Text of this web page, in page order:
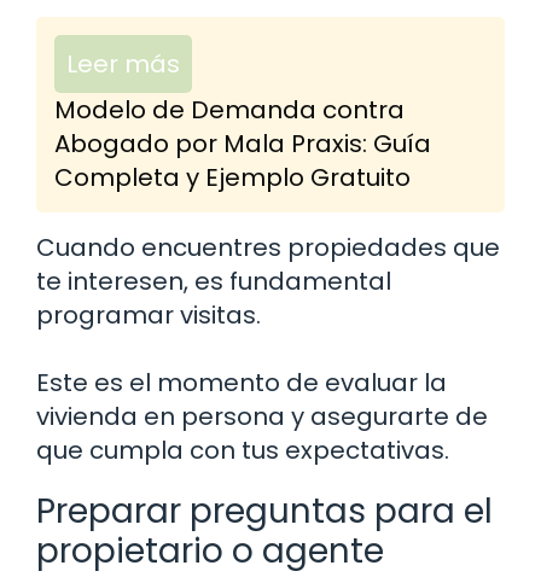
Leer más
Modelo de Demanda contra
Abogado por Mala Praxis: Guía
Completa y Ejemplo Gratuito
Cuando encuentres propiedades que
te interesen, es fundamental
programar visitas.
Este es el momento de evaluar la
vivienda en persona y asegurarte de
que cumpla con tus expectativas.
Preparar preguntas para el
propietario o agente